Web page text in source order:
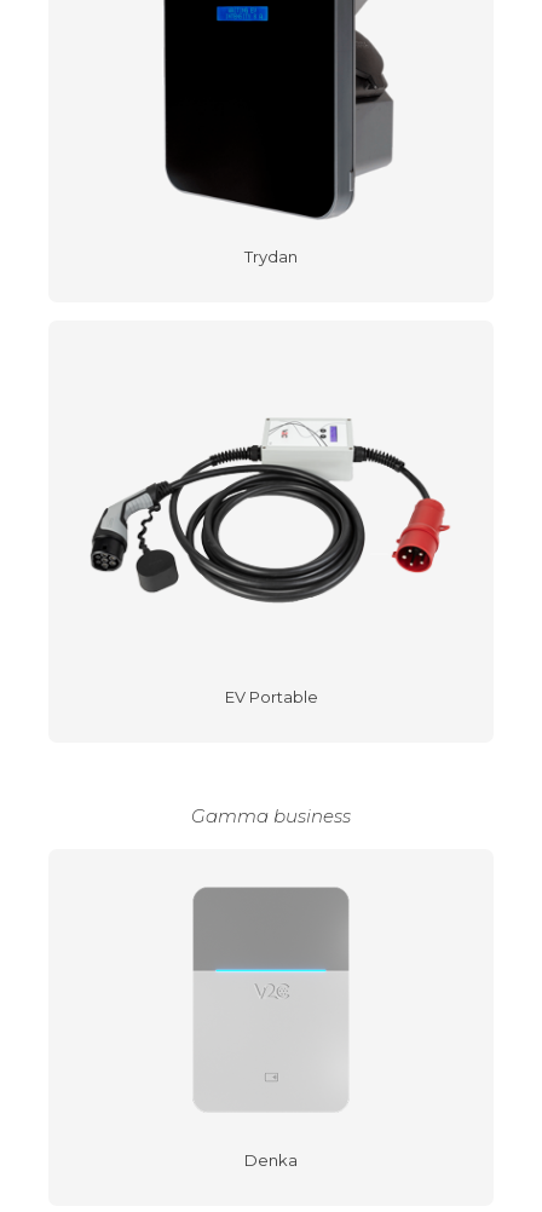
Trydan
EV Portable
Gamma business
Denka